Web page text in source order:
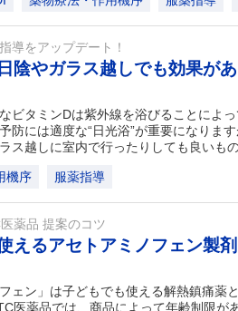
導をアップデート！
陰やガラス越しでも効果があ
ビタミンDは紫外線を浴びることによ
防には適度な“日光浴”が重要になりま
ス越しに室内で行ったりしても良いも
機序 服薬指導
薬品 提案のコツ
えるアセトアミノフェン製剤
フェン」は子どもでも使える解熱鎮痛薬
医薬品では、商品によって年齢制限が